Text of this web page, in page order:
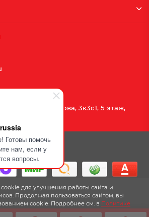
Готовы помочь
нам, если у
вопросы.
для улучшения работы сайта и
Продолжая пользоваться сайтом, вы
cookie. Подробнее см. в Политике
Василия Петушкова, 3к3c1, 5 этаж,